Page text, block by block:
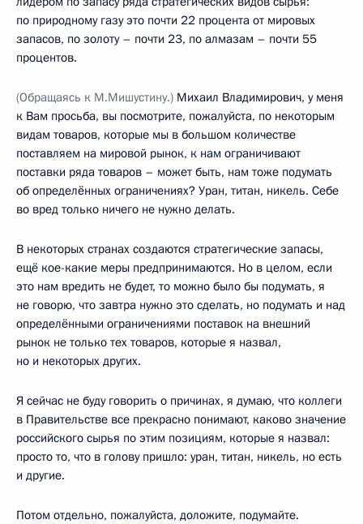
по природному газу это почти 22 процента от мировых
запасов, по золоту – почти 23, по алмазам – почти 55
процентов.
(Обращаясь к М.Мишустину.) Михаил Владимирович, у меня
к Вам просьба, вы посмотрите, пожалуйста, по некоторым
видам товаров, которые мы в большом количестве
поставляем на мировой рынок, к нам ограничивают
поставки ряда товаров – может быть, нам тоже подумать
об определённых ограничениях? Уран, титан, никель. Себе
во вред только ничего не нужно делать.
В некоторых странах создаются стратегические запасы,
ещё кое-какие меры предпринимаются. Но в целом, если
это нам вредить не будет, то можно было бы подумать, я
не говорю, что завтра нужно это сделать, но подумать и над
определёнными ограничениями поставок на внешний
рынок не только тех товаров, которые я назвал,
но и некоторых других.
Я сейчас не буду говорить о причинах, я думаю, что коллеги
в Правительстве все прекрасно понимают, каково значение
российского сырья по этим позициям, которые я назвал:
просто то, что в голову пришло: уран, титан, никель, но есть
и другие.
Потом отдельно, пожалуйста, доложите, подумайте.